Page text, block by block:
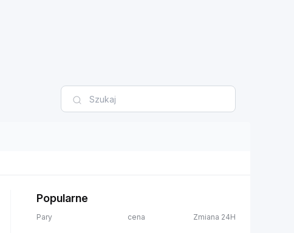
Popularne
Pary cena Zmiana 24H